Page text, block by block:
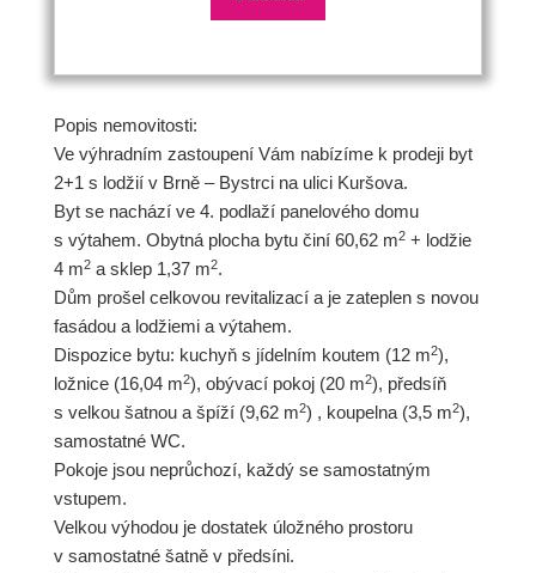
Popis nemovitosti:
Ve výhradním zastoupení Vám nabízíme k prodeji byt
2+1 s lodžií v Brně – Bystrci na ulici Kuršova.
Byt se nachází ve 4. podlaží panelového domu
s výtahem. Obytná plocha bytu činí 60,62 m2 + lodžie
4 m2 a sklep 1,37 m2.
Dům prošel celkovou revitalizací a je zateplen s novou
fasádou a lodžiemi a výtahem.
Dispozice bytu: kuchyň s jídelním koutem (12 m2),
ložnice (16,04 m2), obývací pokoj (20 m2), předsíň
s velkou šatnou a špíží (9,62 m2) , koupelna (3,5 m2),
samostatné WC.
Pokoje jsou neprůchozí, každý se samostatným
vstupem.
Velkou výhodou je dostatek úložného prostoru
v samostatné šatně v předsíni.